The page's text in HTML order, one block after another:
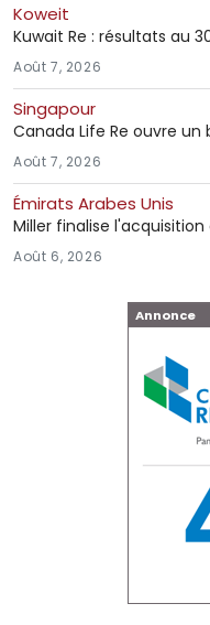
Koweit
Kuwait Re : résultats au
Août 7, 2026
Singapour
Canada Life Re ouvre
Août 7, 2026
Émirats Arabes Unis
Miller finalise l'acquisition
Août 6, 2026
Annonce